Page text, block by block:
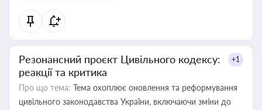
Резонансний проєкт Цивільного кодексу:
реакції та критика
+1
Про що тема: Тема охоплює оновлення та реформування
цивільного законодавства України, включаючи зміни до